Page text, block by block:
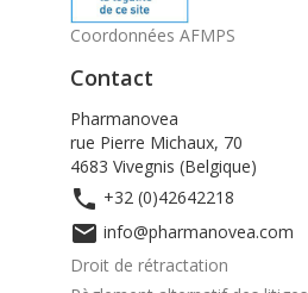
Coordonnées AFMPS
Contact
Pharmanovea
rue Pierre Michaux, 70
4683 Vivegnis (Belgique)
 +32 (0)42642218
 info@pharmanovea.com
Droit de rétractation